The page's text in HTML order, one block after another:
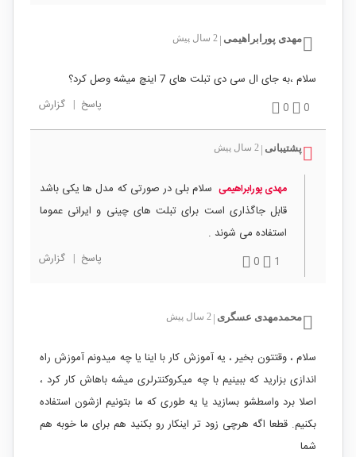
مهدی پورابراهیمی 2 سال پیش
سلام ،به جای ال سی دی تبلت های 7 اینچ میشه وصل کرد؟
0
0 پاسخ | گزارش
پشتیبانی 2 سال پیش
مهدی پورابراهیمی سلام بلی در صورتی که مدل ها یکی باشد
قابل جاگذاری است برای تبلت های چینی و ایرانی عموما
استفاده می شوند .
1
0 پاسخ | گزارش
محمدمهدی عسگری 2 سال پیش
سلام ، وقتتون بخیر ، یه آموزش کار با اینا یا چه میدونم آموزش راه
اندازی بزارید که ببینیم با چه میکروکنترلری میشه باهاش کار کرد ،
اصلا برد واسطشو بسازید یا یه طوری که ما بتونیم ازشون استفاده
بکنیم. قطعا اگه هرچی زود تر اینکار رو بکنید هم برای ما خوبه هم
شما